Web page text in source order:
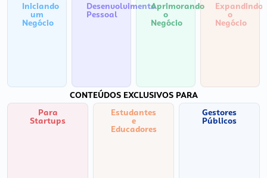
Iniciando
um
Negócio
Desenvolvimento
Pessoal
Aprimorando
o
Negócio
Expandindo
o
Negócio
CONTEÚDOS EXCLUSIVOS PARA
Para
Startups
Estudantes
e
Educadores
Gestores
Públicos